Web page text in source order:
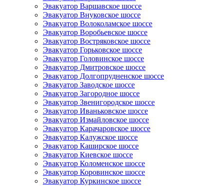
Эвакуатор Варшавское шоссе
Эвакуатор Внуковское шоссе
Эвакуатор Волоколамское шоссе
Эвакуатор Воробьевское шоссе
Эвакуатор Востряковское шоссе
Эвакуатор Горьковское шоссе
Эвакуатор Головинское шоссе
Эвакуатор Дмитровское шоссе
Эвакуатор Долгопрудненское шоссе
Эвакуатор Заводское шоссе
Эвакуатор Загородное шоссе
Эвакуатор Звенигородское шоссе
Эвакуатор Иваньковское шоссе
Эвакуатор Измайловское шоссе
Эвакуатор Карачаровское шоссе
Эвакуатор Калужское шоссе
Эвакуатор Каширское шоссе
Эвакуатор Киевское шоссе
Эвакуатор Коломенское шоссе
Эвакуатор Коровинское шоссе
Эвакуатор Куркинское шоссе